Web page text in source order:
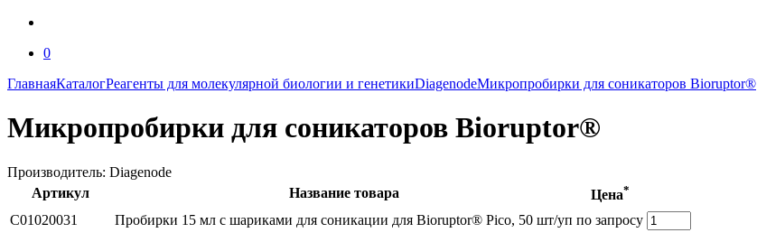
0
ГлавнаяКаталогРеагенты для молекулярной биологии и генетикиDiagenodeМикропробирки для соникаторов Bioruptor®
Микропробирки для соникаторов Bioruptor®
Производитель: Diagenode
Артикул
Название товара Цена*
C01020031 Пробирки 15 мл с шариками для соникации для Bioruptor® Pico, 50 шт/уп по запросу